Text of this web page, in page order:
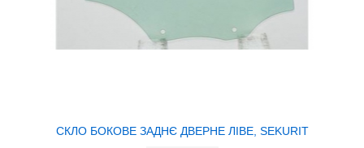
СКЛО БОКОВЕ ЗАДНЄ ДВЕРНЕ ЛІВЕ, SEKURIT